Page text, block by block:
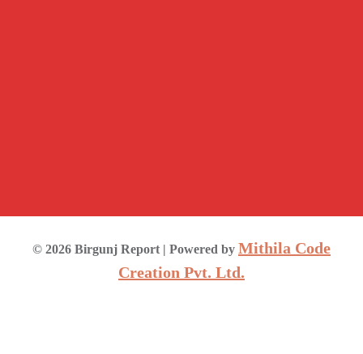
© 2026 Birgunj Report | Powered by Mithila Code
Creation Pvt. Ltd.